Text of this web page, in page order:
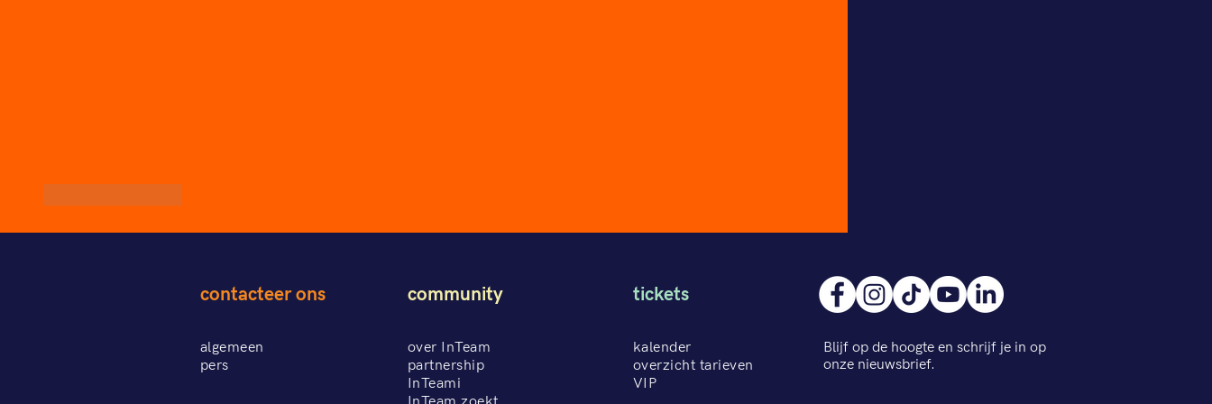
contacteer ons
algemeen
pers
community
over InTeam
partnership
InTeami
tickets
kalender
overzicht tarieven
VIP
Blijf op de hoogte en schrijf je in op
onze nieuwsbrief.